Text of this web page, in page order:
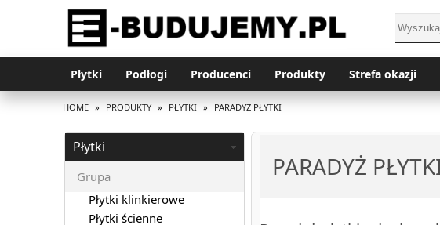
Płytki Podłogi Producenci Produkty Strefa okazji
HOME » PRODUKTY » PŁYTKI » PARADYŻ PŁYTKI
PARADYŻ
Płytki
Grupa
Płytki klinkierowe
Płytki ścienne